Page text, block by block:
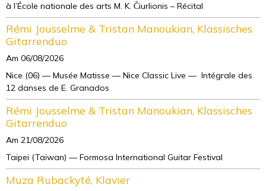
à l’École nationale des arts M. K. Čiurlionis – Récital
Rémi Jousselme & Tristan Manoukian, Klassisches
Gitarrenduo
Am 06/08/2026
Nice (06) — Musée Matisse — Nice Classic Live — Intégrale des
12 danses de E. Granados
Rémi Jousselme & Tristan Manoukian, Klassisches
Gitarrenduo
Am 21/08/2026
Taipei (Taïwan) — Formosa International Guitar Festival
Muza Rubackyté, Klavier